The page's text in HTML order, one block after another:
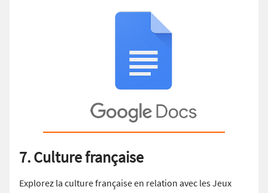
7. Culture française
Explorez la culture française en relation avec les Jeux